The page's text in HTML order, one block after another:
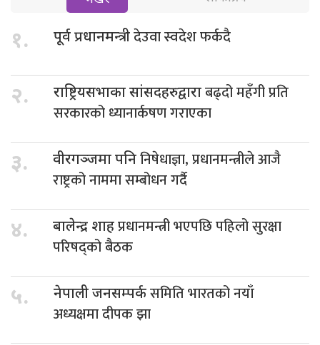
१. पूर्व प्रधानमन्त्रीदेउवा स्वदेश फर्कदै
२. राष्ट्रियसभाका सांसदहरुद्वाराबढ्दो महँगी प्रति
सरकारको ध्यानार्कषण गराएका
३. वीरगञ्जमा पनिनिषेधाज्ञा, प्रधानमन्त्रीले आजै
राष्ट्रको नाममा सम्बोधन गर्दै
४. बालेन्द्र शाहप्रधानमन्त्री भएपछि पहिलो सुरक्षा
परिषद्को बैठक
५. नेपाली जनसम्पर्कसमिति भारतको नयाँ
अध्यक्षमा दीपक झा